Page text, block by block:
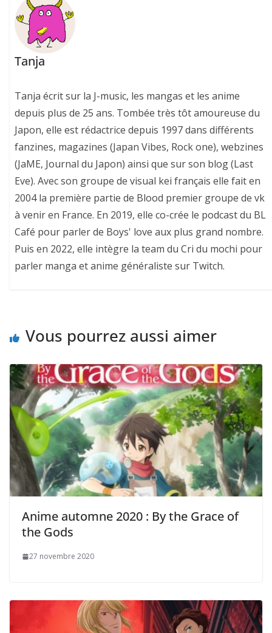
Tanja
Tanja écrit sur la J-music, les mangas et les anime
depuis plus de 25 ans. Tombée très tôt amoureuse du
Japon, elle est rédactrice depuis 1997 dans différents
fanzines, magazines (Japan Vibes, Rock one), webzines
(JaME, Journal du Japon) ainsi que sur son blog (Last
Eve). Avec son groupe de visual kei français elle fait en
2004 la première partie de Blood premier groupe de vk
à venir en France. En 2019, elle co-crée le podcast du BL
Café pour parler de Boys' love aux plus grand nombre.
Puis en 2022, elle intègre la team du Cri du mochi pour
parler manga et anime généraliste sur Twitch.
Vous pourrez aussi aimer
Anime automne 2020 : By the Grace of
the Gods
27 novembre 2020